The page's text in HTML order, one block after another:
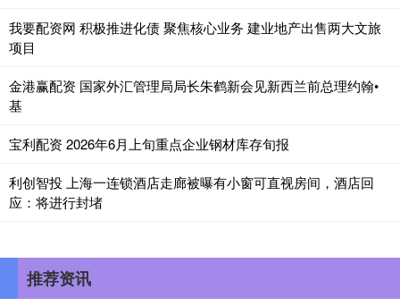
我要配资网 积极推进化债 聚焦核心业务 建业地产出售两大文旅
项目
金港赢配资 国家外汇管理局局长朱鹤新会见新西兰前总理约翰•
基
宝利配资 2026年6月上旬重点企业钢材库存旬报
利创智投 上海一连锁酒店走廊被曝有小窗可直视房间，酒店回
应：将进行封堵
推荐资讯